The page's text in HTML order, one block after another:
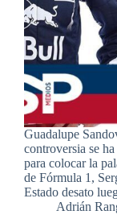
Guadalupe
controversia se
para colocar la
de Fórmula 1,
Estado desato
Adrián